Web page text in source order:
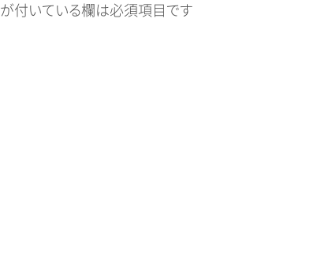
が付いている欄は必須項目です